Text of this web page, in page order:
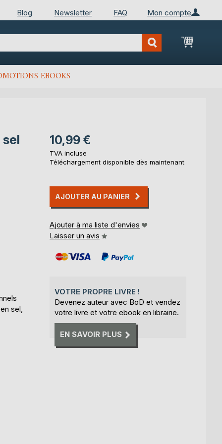
Mon compte
Blog Newsletter FAQ
Mon
EBOOKS
sel,
10,99 €
TVA incluse
Téléchargement disponible dès maintenant
AJOUTER AU PANIER
Ajouter à ma liste d'envies
Laisser un avis
VOTRE PROPRE LIVRE !
Devenez auteur avec BoD et vendez
votre livre et votre ebook en librairie.
EN SAVOIR PLUS